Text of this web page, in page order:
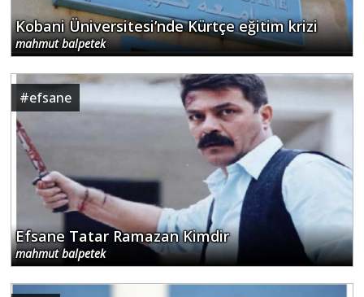
Kobani Üniversitesi’nde Kürtçe eğitim krizi
mahmut balpetek
#efsane
Efsane Tatar Ramazan Kimdir
mahmut balpetek